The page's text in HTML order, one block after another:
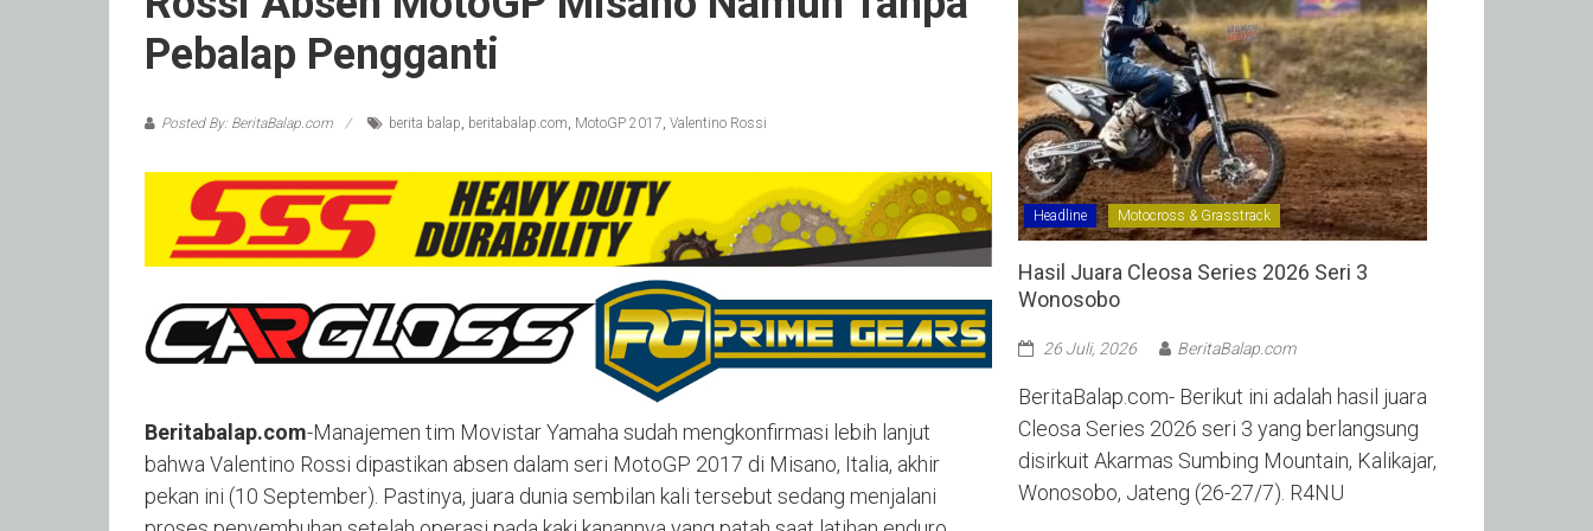
Pebalap Pengganti
Posted By: BeritaBalap.com berita balap, beritabalap.com, MotoGP 2017, Valentino Rossi
Beritabalap.com-Manajemen tim Movistar Yamaha sudah mengkonfirmasi lebih lanjut
bahwa Valentino Rossi dipastikan absen dalam seri MotoGP 2017 di Misano, Italia, akhir
pekan ini (10 September). Pastinya, juara dunia sembilan kali tersebut sedang menjalani
Headline Motocross & Grasstrack
Hasil Juara Cleosa Series 2026 Seri 3
Wonosobo ‎
26 Juli, 2026 BeritaBalap.com
BeritaBalap.com- Berikut ini adalah hasil juara
Cleosa Series 2026 seri 3 yang berlangsung
disirkuit Akarmas Sumbing Mountain, Kalikajar,
Wonosobo, Jateng (26-27/7). R4NU